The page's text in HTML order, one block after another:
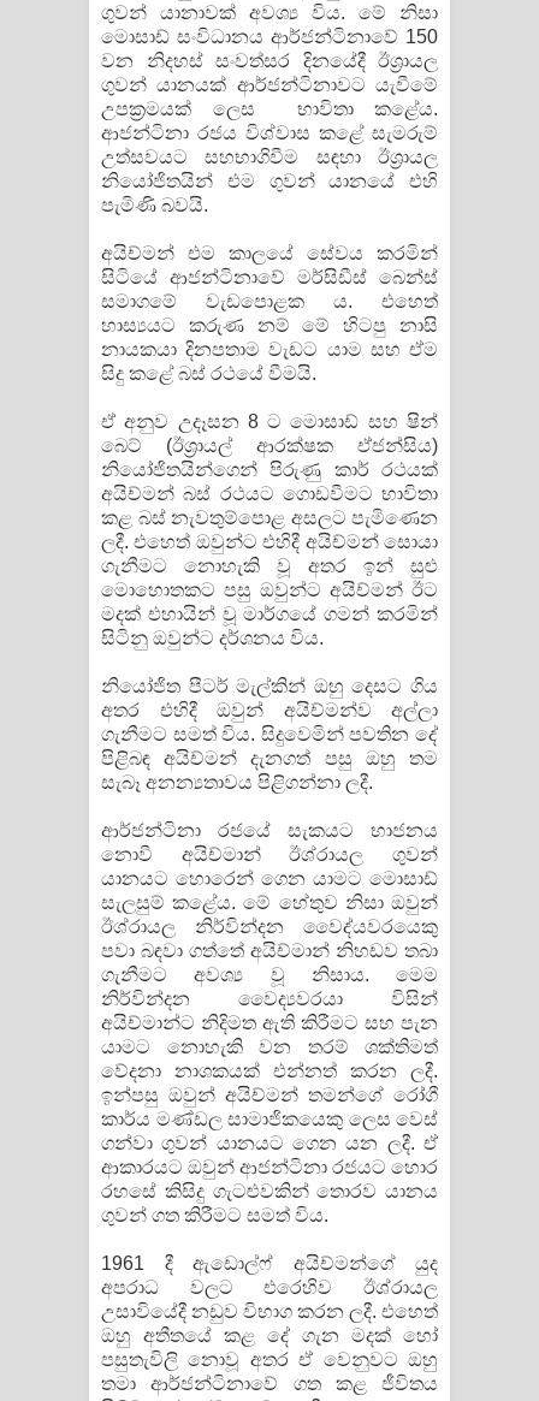
ගුවන් යානාවක් අවශ්‍ය විය. මේ නිසා
මොසාඩ් සංවිධානය ආර්ජන්ටිනාවේ 150
වන නිදහස් සංවත්සර දිනයේදී ඊශ්‍රායල
ගුවන් යානයක් ආර්ජන්ටිනාවට යැවීමේ
උපක්‍රමයක් ලෙස භාවිතා කළේය.
ආජන්ටිනා රජය විශ්වාස කළේ සැමරුම්
උත්සවයට සහභාගිවීම සඳහා ඊශ්‍රායල
නියෝජිතයින් එම ගුවන් යානයේ එහි
පැමිණි බවයි.
අයිච්මන් එම කාලයේ සේවය කරමින්
සිටියේ ආජන්ටිනාවේ මර්සිඩීස් බෙන්ස්
සමාගමේ වැඩපොළක ය. එහෙත්
හාස්‍යයට කරුණ නම් මේ හිටපු නාසි
නායකයා දිනපතාම වැඩට යාම සහ ඒම
සිදු කළේ බස් රථයේ වීමයි.
ඒ අනුව උදෑසන 8 ට මොසාඩ් සහ ෂින්
බෙට් (ඊශ්‍රායල් ආරක්ෂක ඒජන්සිය)
නියෝජිතයින්ගෙන් පිරුණු කාර් රථයක්
අයිච්මන් බස් රථයට ගොඩවීමට භාවිතා
කළ බස් නැවතුම්පොළ අසලට පැමිණෙන
ලදී. එහෙත් ඔවුන්ට එහිදී අයිච්මන් සොයා
ගැනීමට නොහැකි වූ අතර ඉන් සුළු
මොහොතකට පසු ඔවුන්ට අයිච්මන් ඊට
මදක් එහායින් වූ මාර්ගයේ ගමන් කරමින්
සිටිනු ඔවුන්ට දර්ශනය විය.
නියෝජිත පීටර් මැල්කින් ඔහු දෙසට ගිය
අතර එහිදී ඔවුන් අයිච්මන්ව අල්ලා
ගැනීමට සමත් විය. සිදුවෙමින් පවතින දේ
පිළිබඳ අයිච්මන් දැනගත් පසු ඔහු තම
සැබෑ අනන්‍යතාවය පිළිගන්නා ලදී.
ආර්ජන්ටිනා රජයේ සැකයට භාජනය
නොවී අයිච්මාන් ඊශ්රායල ගුවන්
යානයට හොරෙන් ගෙන යාමට මොසාඩ්
සැලසුම් කළේය. මේ හේතුව නිසා ඔවුන්
ඊශ්රායල නිර්වින්දන වෛද්යවරයෙකු
පවා බඳවා ගත්තේ අයිච්මාන් නිහඩව තබා
ගැනීමට අවශ්‍ය වූ නිසාය. මෙම
නිර්වින්දන වෛද්‍යවරයා විසින්
අයිච්මාන්ට නිදිමත ඇති කිරීමට සහ පැන
යාමට නොහැකි වන තරම් ශක්තිමත්
වේදනා නාශකයක් එන්නත් කරන ලදී.
ඉන්පසු ඔවුන් අයිච්මන් තමන්ගේ රෝගී
කාර්ය මණ්ඩල සාමාජිකයෙකු ලෙස වෙස්
ගන්වා ගුවන් යානයට ගෙන යන ලදී. ඒ
ආකාරයට ඔවුන් ආජන්ටිනා රජයට හොර
රහසේ කිසිදු ගැටළුවකින් තොරව යානය
ගුවන් ගත කිරීමට සමත් විය.
1961 දී ඇඩොල්ෆ් අයිච්මන්ගේ යුද
අපරාධ වලට එරෙහිව ඊශ්රායල
උසාවියේදී නඩුව විභාග කරන ලදී. එහෙත්
ඔහු අතීතයේ කළ දේ ගැන මදක් හෝ
පසුතැවිලි නොවූ අතර ඒ වෙනුවට ඔහු
තමා ආර්ජන්ටිනාවේ ගත කළ ජීවිතය